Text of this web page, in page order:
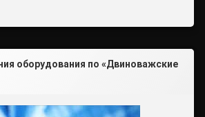
оборудования по «Двиноважские